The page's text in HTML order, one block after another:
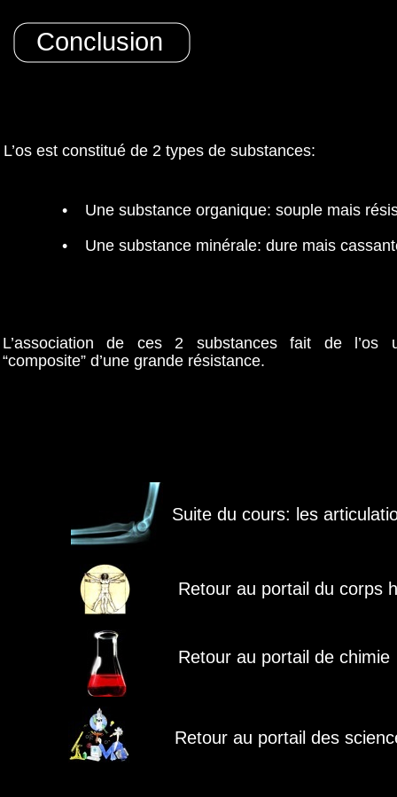
Retour au portail du corps
Suite du cours: les
Retour au portail des
Conclusion
L’os est constitué de 2 types de substances:
Une substance organique: souple mais
Une substance minérale: dure mais
•
•
L’association de ces 2 substances fait de l’os
“composite” d’une grande résistance.
Retour au portail de chimie